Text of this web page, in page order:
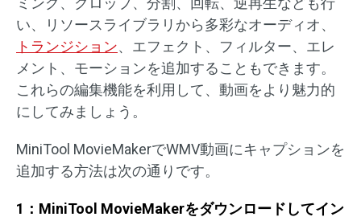
い、リソースライブラリから多彩なオーディオ、
トランジション、エフェクト、フィルター、エレ
メント、モーションを追加することもできます。
これらの編集機能を利用して、動画をより魅力的
にしてみましょう。
MiniTool MovieMakerでWMV動画にキャプションを
追加する方法は次の通りです。
1：MiniTool MovieMakerをダウンロードしてイン